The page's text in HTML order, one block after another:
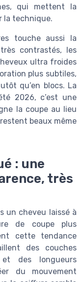
qui mettent la
la technique.
touche aussi la
contrastés, les
ultra froides
plus subtiles,
qu’en blocs. La
2026, c’est une
la coupe au lieu
beaux même
: une
très
un cheveu laissé à
de coupe plus
cette tendance
des couches
des longueurs
du mouvement